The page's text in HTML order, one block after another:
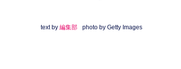
text by 編集部 photo by Getty Images